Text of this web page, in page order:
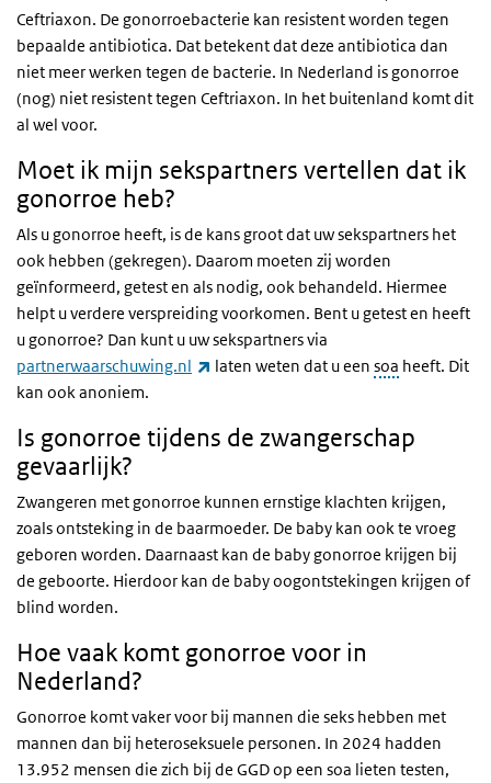
Ceftriaxon. De gonorroebacterie kan resistent worden tegen
bepaalde antibiotica. Dat betekent dat deze antibiotica dan
niet meer werken tegen de bacterie. In Nederland is gonorroe
(nog) niet resistent tegen Ceftriaxon. In het buitenland komt dit
al wel voor.
Moet ik mijn sekspartners vertellen dat ik
gonorroe heb?
Als u gonorroe heeft, is de kans groot dat uw sekspartners het
ook hebben (gekregen). Daarom moeten zij worden
geïnformeerd, getest en als nodig, ook behandeld. Hiermee
helpt u verdere verspreiding voorkomen. Bent u getest en heeft
u gonorroe? Dan kunt u uw sekspartners via
partnerwaarschuwing.nl
(externe link)
laten weten dat u eensoa heeft. Dit
kan ook anoniem.
Is gonorroe tijdens de zwangerschap
gevaarlijk?
Zwangeren met gonorroe kunnen ernstige klachten krijgen,
zoals ontsteking in de baarmoeder. De baby kan ook te vroeg
geboren worden. Daarnaast kan de baby gonorroe krijgen bij
de geboorte. Hierdoor kan de baby oogontstekingen krijgen of
blind worden.
Hoe vaak komt gonorroe voor in
Nederland?
Gonorroe komt vaker voor bij mannen die seks hebben met
mannen dan bij heteroseksuele personen. In 2024 hadden
13.952 mensen die zich bij de GGD op een soa lieten testen,